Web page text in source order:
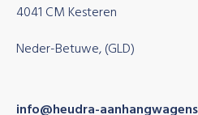
4041 CM Kesteren
Neder-Betuwe, (GLD)
info@heudra-